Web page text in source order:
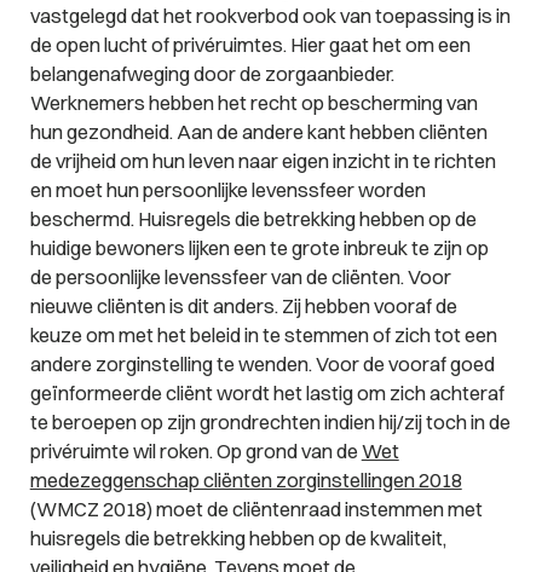
vastgelegd dat het rookverbod ook van toepassing is in
de open lucht of privéruimtes. Hier gaat het om een
belangenafweging door de zorgaanbieder.
Werknemers hebben het recht op bescherming van
hun gezondheid. Aan de andere kant hebben cliënten
de vrijheid om hun leven naar eigen inzicht in te richten
en moet hun persoonlijke levenssfeer worden
beschermd. Huisregels die betrekking hebben op de
huidige bewoners lijken een te grote inbreuk te zijn op
de persoonlijke levenssfeer van de cliënten. Voor
nieuwe cliënten is dit anders. Zij hebben vooraf de
keuze om met het beleid in te stemmen of zich tot een
andere zorginstelling te wenden. Voor de vooraf goed
geïnformeerde cliënt wordt het lastig om zich achteraf
te beroepen op zijn grondrechten indien hij/zij toch in de
privéruimte wil roken. Op grond van de Wet
medezeggenschap cliënten zorginstellingen 2018
(WMCZ 2018) moet de cliëntenraad instemmen met
huisregels die betrekking hebben op de kwaliteit,